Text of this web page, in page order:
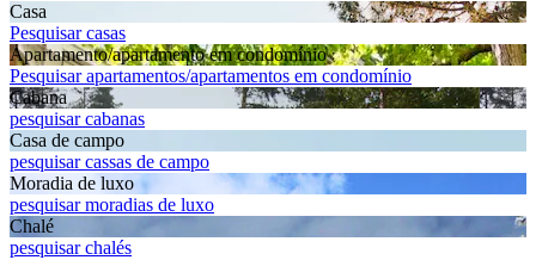
Casa
Pesquisar casas
Apartamento/apartamento em condomínio
Pesquisar apartamentos/apartamentos em condomínio
Cabana
pesquisar cabanas
Casa de campo
pesquisar cassas de campo
Moradia de luxo
pesquisar moradias de luxo
Chalé
pesquisar chalés